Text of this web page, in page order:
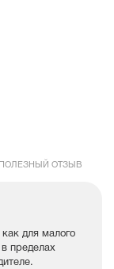
ОТЗЫВ
для малого
пределах